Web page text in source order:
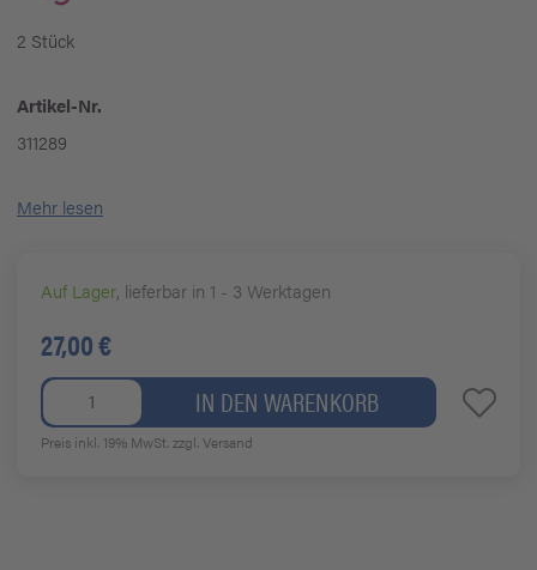
2 Stück
Artikel-Nr.
311289
Mehr lesen
Auf Lager, lieferbar in 1 - 3 Werktagen
27,00 €
IN DEN WARENKORB
Preis inkl. 19% MwSt.zzgl. Versand